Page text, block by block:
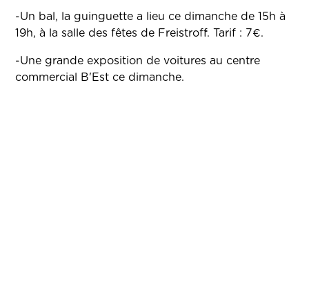
-Un bal, la guinguette a lieu ce dimanche de 15h à
19h, à la salle des fêtes de Freistroff. Tarif : 7€.
-Une grande exposition de voitures au centre
commercial B'Est ce dimanche.